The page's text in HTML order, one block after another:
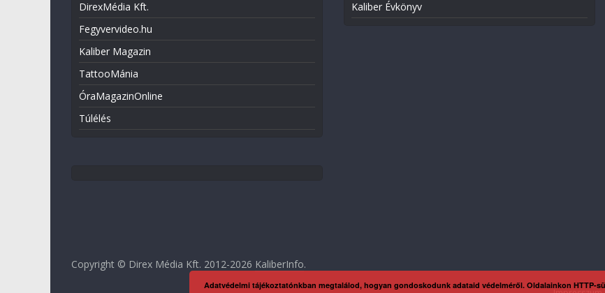
DirexMédia Kft.
Fegyvervideo.hu
Kaliber Magazin
TattooMánia
ÓraMagazinOnline
Túlélés
Kaliber Évkönyv
Copyright © Direx Média Kft. 2012-2026 KaliberInfo.
Adatvédelmi tájékoztatónkban megtalálod, hogyan gondoskodunk adataid védelméről. Oldalainkon HTTP-